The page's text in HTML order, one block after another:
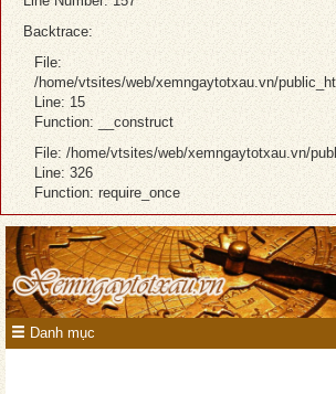
Backtrace:
File:
/home/vtsites/web/xemngaytotxau.vn/
Line: 15
Function: __construct
File: /home/vtsites/web/xemngaytotxau.vn/
Line: 326
Function: require_once
Danh mục